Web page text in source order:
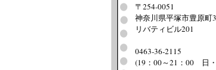
〒254-0051
神奈川県平塚市豊原町
リバティビル201
0463-36-2115
(19：00～21：00 日